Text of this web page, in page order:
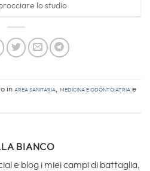
lo studio
in Area sanitaria, Medicina e Odontoiatria e
BIANCO
e blog i miei campi di battaglia,